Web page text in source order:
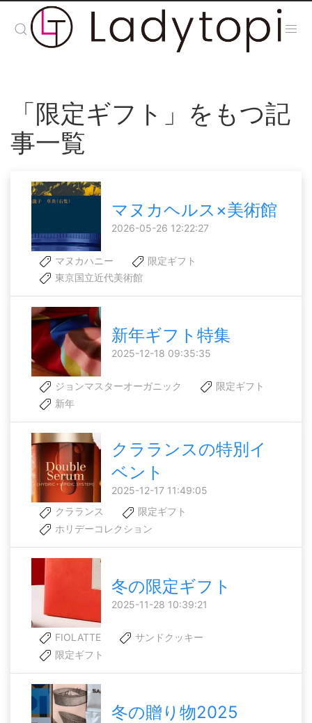
「限定ギフト」をもつ記
事一覧
マヌカヘルス×美術館
2026-05-26 12:22:27
マヌカハニー
限定ギフト
東京国立近代美術館
新年ギフト特集
2025-12-18 09:35:35
ジョンマスターオーガニック
限定ギフト
新年
クラランスの特別イ
ベント
2025-12-17 11:49:05
クラランス
限定ギフト
ホリデーコレクション
冬の限定ギフト
2025-11-28 10:39:21
FIOLATTE
サンドクッキー
限定ギフト
冬の贈り物2025